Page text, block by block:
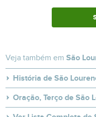
Veja também emSão
História de São
Oração, Terço de São